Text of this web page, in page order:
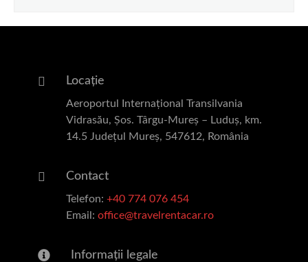
Locație
Aeroportul Internațional Transilvania
Vidrasău, Șos. Târgu-Mureș – Luduș, km.
14.5 Județul Mureș, 547612, România
Contact
Telefon: +40 774 076 454
Email: office@travelrentacar.ro
Informații legale